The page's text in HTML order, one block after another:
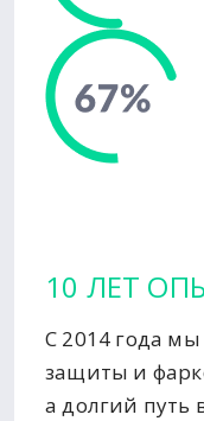
10 ЛЕТ
С 2014 года
защиты и
а долгий путь